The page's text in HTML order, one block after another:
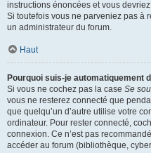
instructions énoncées et vous
Si toutefois vous ne parveniez pas à
un administrateur du forum.
Haut
Pourquoi suis-je automatiquement
Si vous ne cochez pas la case Se
vous ne resterez connecté que
que quelqu’un d’autre utilise votre
ordinateur. Pour rester connecté,
connexion. Ce n’est pas
accéder au forum (bibliothèque,